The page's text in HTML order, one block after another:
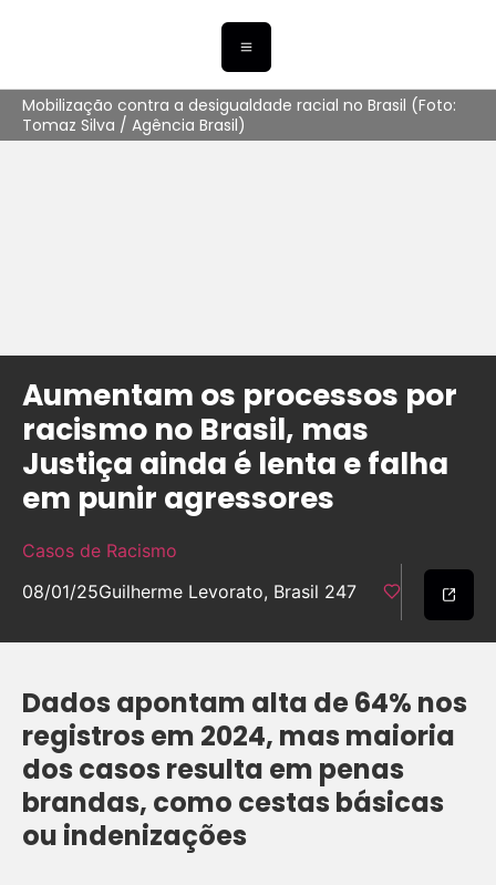
Mobilização contra a desigualdade racial no Brasil (Foto:
Tomaz Silva / Agência Brasil)
Aumentam os processos por
racismo no Brasil, mas
Justiça ainda é lenta e falha
em punir agressores
Casos de Racismo
08/01/25Guilherme Levorato, Brasil 247
Dados apontam alta de 64% nos
registros em 2024, mas maioria
dos casos resulta em penas
brandas, como cestas básicas
ou indenizações